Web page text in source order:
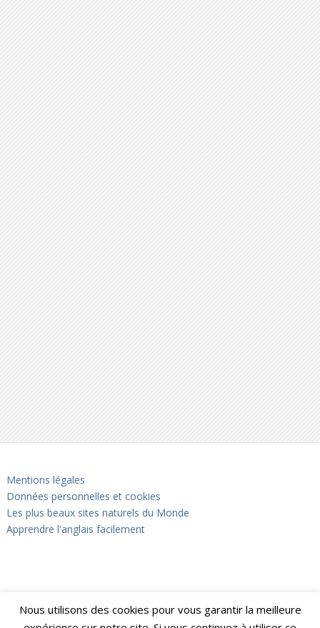
Mentions légales
Données personnelles et cookies
Les plus beaux sites naturels du Monde
Apprendre l'anglais facilement
Nous utilisons des cookies pour vous garantir la meilleure